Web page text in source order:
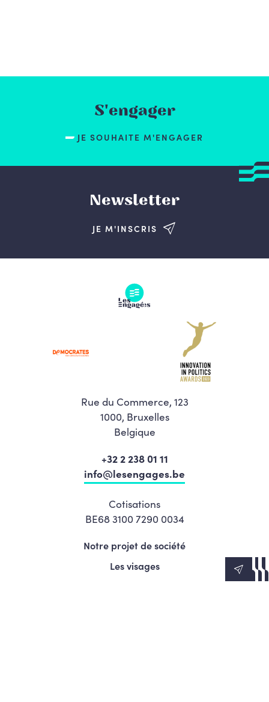
S'engager
JE SOUHAITE M'ENGAGER
Newsletter
JE M'INSCRIS
Rue du Commerce, 123
1000, Bruxelles
Belgique
+32 2 238 01 11
info@lesengages.be
Cotisations
BE68 3100 7290 0034
Notre projet de société
Les visages